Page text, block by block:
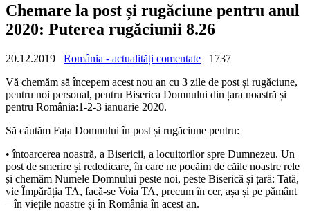
Chemare la post și rugăciune pentru anul
2020: Puterea rugăciunii 8.26
20.12.2019 România - actualități comentate
1737
Vă chemăm să începem acest nou an cu 3 zile de post și rugăciune,
pentru noi personal, pentru Biserica Domnului din țara noastră și
pentru România:1-2-3 ianuarie 2020.
Să căutăm Fața Domnului în post și rugăciune pentru:
• întoarcerea noastră, a Bisericii, a locuitorilor spre Dumnezeu. Un
post de smerire și rededicare, în care ne pocăim de căile noastre rele
și chemăm Numele Domnului peste noi, peste Biserică și țară: Tată,
vie Împărăția TA, facă-se Voia TA, precum în cer, așa și pe pământ
– în viețile noastre și în România în acest an.